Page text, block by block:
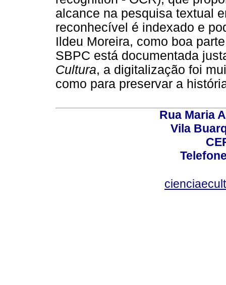
alcance na pesquisa textual
reconhecível é indexado e
Ildeu Moreira, como boa
SBPC está documentada
Cultura, a digitalização foi
como para preservar a
Rua Maria
Vila